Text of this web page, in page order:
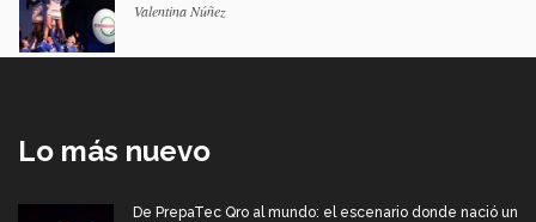
Valentina Núñez
Lo más nuevo
De PrepaTec Qro al mundo: el escenario donde nació un